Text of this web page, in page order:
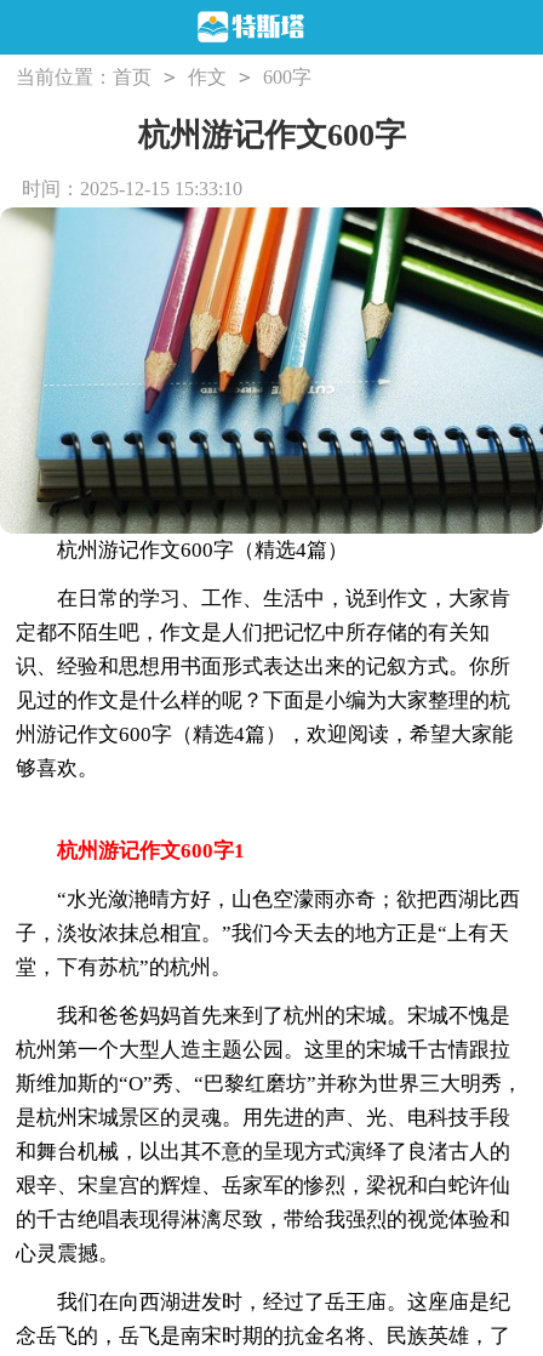
当前位置：首页 > 作文 > 600字
杭州游记作文600字
时间：2025-12-15 15:33:10
杭州游记作文600字（精选4篇）
在日常的学习、工作、生活中，说到作文，大家肯
定都不陌生吧，作文是人们把记忆中所存储的有关知
识、经验和思想用书面形式表达出来的记叙方式。你所
见过的作文是什么样的呢？下面是小编为大家整理的杭
州游记作文600字（精选4篇），欢迎阅读，希望大家能
够喜欢。
杭州游记作文600字1
“水光潋滟晴方好，山色空濛雨亦奇；欲把西湖比西
子，淡妆浓抹总相宜。”我们今天去的地方正是“上有天
堂，下有苏杭”的杭州。
我和爸爸妈妈首先来到了杭州的宋城。宋城不愧是
杭州第一个大型人造主题公园。这里的宋城千古情跟拉
斯维加斯的“O”秀、“巴黎红磨坊”并称为世界三大明秀，
是杭州宋城景区的灵魂。用先进的声、光、电科技手段
和舞台机械，以出其不意的呈现方式演绎了良渚古人的
艰辛、宋皇宫的辉煌、岳家军的惨烈，梁祝和白蛇许仙
的千古绝唱表现得淋漓尽致，带给我强烈的视觉体验和
心灵震撼。
我们在向西湖进发时，经过了岳王庙。这座庙是纪
念岳飞的，岳飞是南宋时期的抗金名将、民族英雄，了